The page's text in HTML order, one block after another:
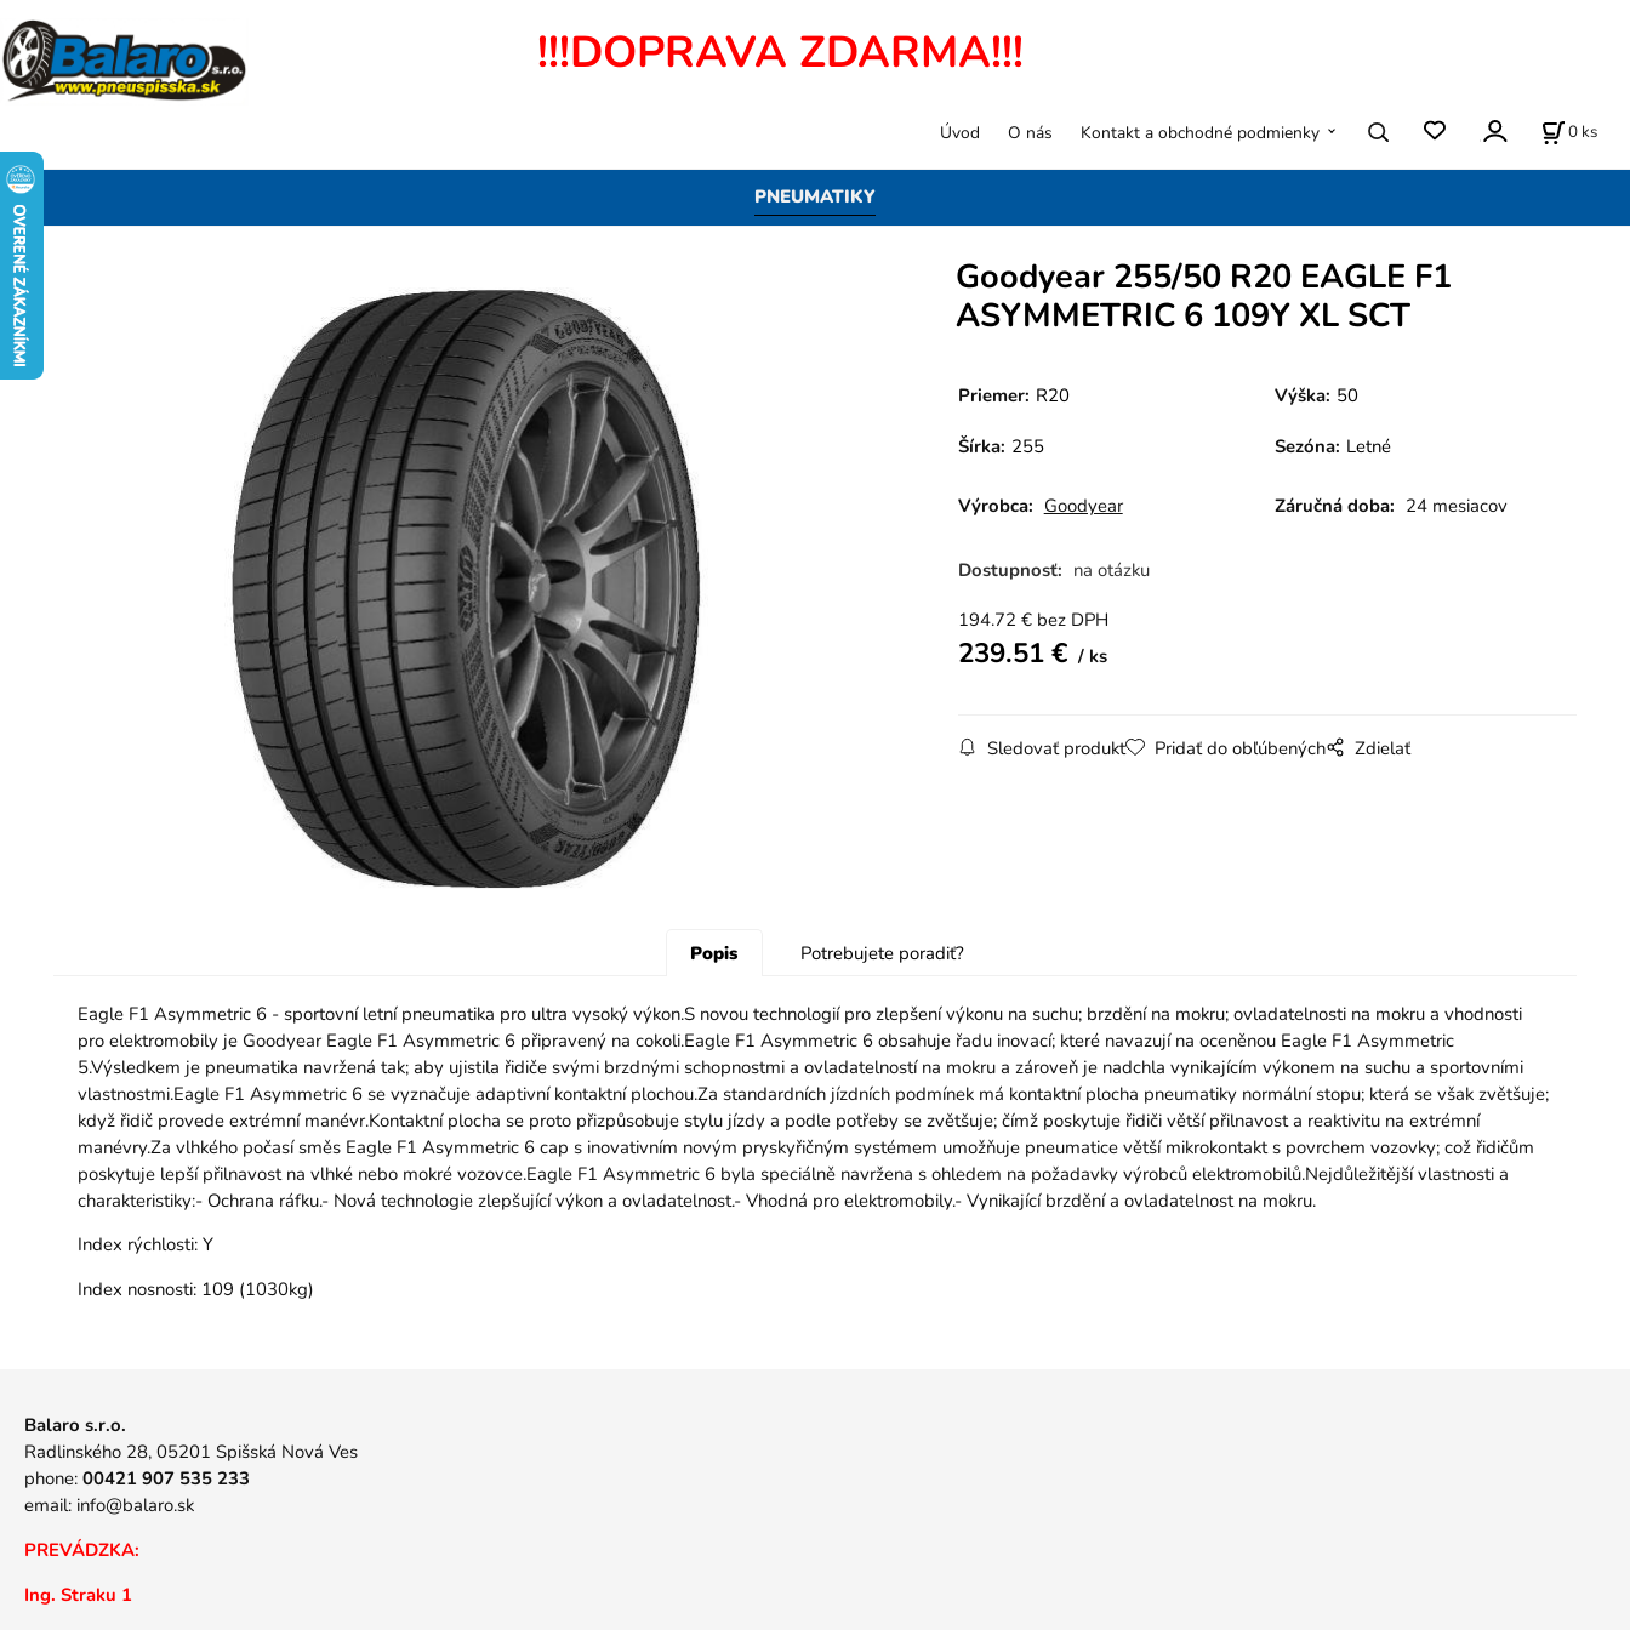
!!!DOPRAVA ZDARMA!!!
PNEUMATIKY
Úvod O nás Kontakt a obchodné podmienky 0 ks
Goodyear 255/50 R20 EAGLE F1
ASYMMETRIC 6 109Y XL SCT
Priemer: R20 Výška: 50
Šírka: 255 Sezóna: Letné
Výrobca: Goodyear Záručná doba: 24 mesiacov
Dostupnosť: na otázku
194.72 € bez DPH
239.51€ ks
Sledovať produkt Pridať do obľúbených Zdielať
Popis Potrebujete poradiť?
Eagle F1 Asymmetric 6 - sportovní letní pneumatika pro ultra vysoký výkon.S novou technologií pro zlepšení výkonu na suchu; brzdění na mokru; ovladatelnosti na mokru a vhodnosti
pro elektromobily je Goodyear Eagle F1 Asymmetric 6 připravený na cokoli.Eagle F1 Asymmetric 6 obsahuje řadu inovací; které navazují na oceněnou Eagle F1 Asymmetric
5.Výsledkem je pneumatika navržená tak; aby ujistila řidiče svými brzdnými schopnostmi a ovladatelností na mokru a zároveň je nadchla vynikajícím výkonem na suchu a sportovními
vlastnostmi.Eagle F1 Asymmetric 6 se vyznačuje adaptivní kontaktní plochou.Za standardních jízdních podmínek má kontaktní plocha pneumatiky normální stopu; která se však zvětšuje;
když řidič provede extrémní manévr.Kontaktní plocha se proto přizpůsobuje stylu jízdy a podle potřeby se zvětšuje; čímž poskytuje řidiči větší přilnavost a reaktivitu na extrémní
manévry.Za vlhkého počasí směs Eagle F1 Asymmetric 6 cap s inovativním novým pryskyřičným systémem umožňuje pneumatice větší mikrokontakt s povrchem vozovky; což řidičům
poskytuje lepší přilnavost na vlhké nebo mokré vozovce.Eagle F1 Asymmetric 6 byla speciálně navržena s ohledem na požadavky výrobců elektromobilů.Nejdůležitější vlastnosti a
charakteristiky:- Ochrana ráfku.- Nová technologie zlepšující výkon a ovladatelnost.- Vhodná pro elektromobily.- Vynikající brzdění a ovladatelnost na mokru.
Index rýchlosti:Y
Index nosnosti:109 (1030kg)
Balaro s.r.o.
Radlinského 28, 05201 Spišská Nová Ves
phone: 00421 907 535 233
email: info@balaro.sk
PREVÁDZKA:
Ing. Straku 1